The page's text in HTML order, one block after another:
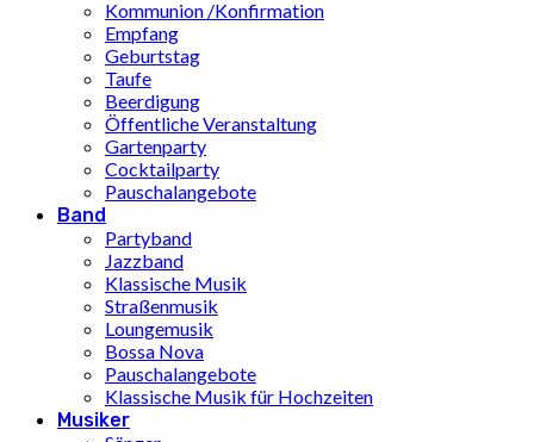
Kommunion /Konfirmation
Empfang
Geburtstag
Taufe
Beerdigung
Öffentliche Veranstaltung
Gartenparty
Cocktailparty
Pauschalangebote
Band
Partyband
Jazzband
Klassische Musik
Straßenmusik
Loungemusik
Bossa Nova
Pauschalangebote
Klassische Musik für Hochzeiten
Musiker